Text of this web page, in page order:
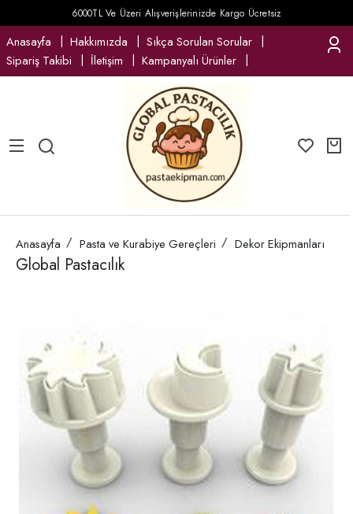
6000TL Ve Üzeri Alışverişlerinizde Kargo Ücretsiz
Anasayfa Hakkımızda
Sıkça Sorulan Sorular
Sipariş Takibi
İletişim Kampanyalı Ürünler
Anasayfa Pasta ve Kurabiye Gereçleri Dekor Ekipmanları
Global Pastacılık